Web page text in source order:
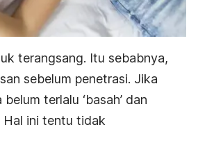
terangsang. Itu sebabnya,
sebelum penetrasi. Jika
terlalu ‘basah’ dan
Hal ini tentu tidak